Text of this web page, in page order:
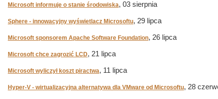
Microsoft informuje o stanie środowiska, 03 sierpnia
Sphere - innowacyjny wyświetlacz Microsoftu, 29 lipca
Microsoft sponsorem Apache Software Foundation, 26 lipca
Microsoft chce zagrozić LCD, 21 lipca
Microsoft wyliczył koszt piractwa, 11 lipca
Hyper-V - wirtualizacyjna alternatywa dla VMware od Microsoftu, 28